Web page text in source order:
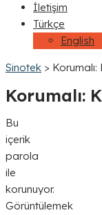
İletişim
Türkçe
English
Sinotek > Korumalı:
Korumalı:
Bu
içerik
parola
ile
korunuyor.
Görüntülemek